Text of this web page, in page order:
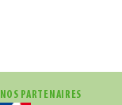
NOS PARTENAIRES